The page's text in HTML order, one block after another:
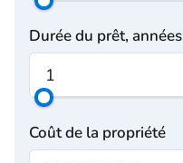
Durée du prêt, années
Coût de la propriété